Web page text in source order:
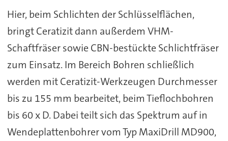
Hier, beim Schlichten der Schlüsselflächen,
bringt Ceratizit dann außerdem VHM-
Schaftfräser sowie CBN-bestückte Schlichtfräser
zum Einsatz. Im Bereich Bohren schließlich
werden mit Ceratizit-Werkzeugen Durchmesser
bis zu 155 mm bearbeitet, beim Tieflochbohren
bis 60 x D. Dabei teilt sich das Spektrum auf in
Wendeplattenbohrer vom Typ MaxiDrill MD900,